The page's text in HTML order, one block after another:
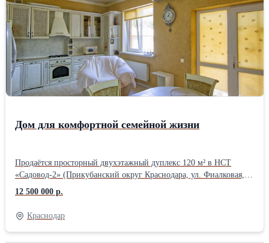
м • септик 15 м³ • электричество 15 кВт Участок благоустроен: •
двор в брусчатке • откатные ворота • два навеса • терраса и зона
отдыха • сад с розами Тихая тупиковая улица с асфальтом. Рядом
магазины, рынок, аптеки, остановки, детские и спортивные
площадки. Школа и школьный автобус рядом. До ТРЦ Красная
Площадь несколько минут на машине. Отличный вариант для
семьи, которая ищет готовый дом в спокойном и развитом
районе Краснодара.
Дом для комфортной семейной жизни
Продаётся просторный двухэтажный дуплекс 120 м² в НСТ
«Садовод-2» (Прикубанский округ Краснодара, ул. Фиалковая,
33/1). Отличный вариант для семьи, которая ценит комфорт,
тишину и удобную инфраструктуру. Дом полностью готов к
проживанию без дополнительных вложений. Дом 2013 года
постройки, капитальный ремонт выполнен в 2018 году. Стены
кирпичные с утеплением, крыша утеплена минватой, высота
12 500 000 р.
Краснодар